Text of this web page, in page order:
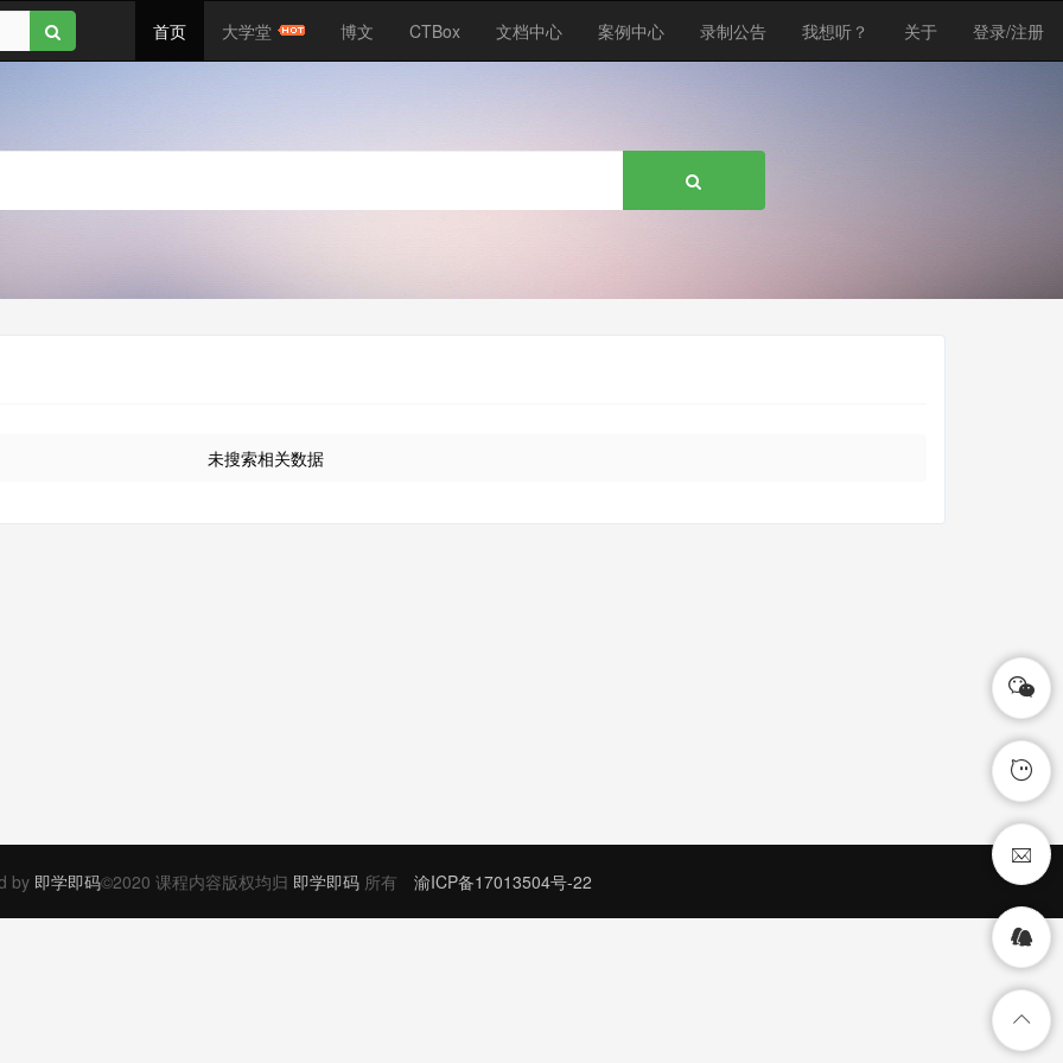
首页 大学堂 博文 CTBox 文档中心 案例中心 录制公告 我想听？ 关于 登录/注册
未搜索相关数据
by 即学即码©2020 课程内容版权均归 即学即码 所有 渝ICP备17013504号-22